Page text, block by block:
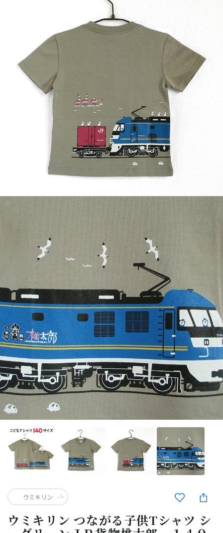
ウミキリン つながる子供Tシャツ シ
ウミキリン